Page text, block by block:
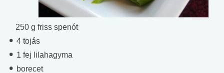
250 g friss spenót
4 tojás
1 fej lilahagyma
borecet